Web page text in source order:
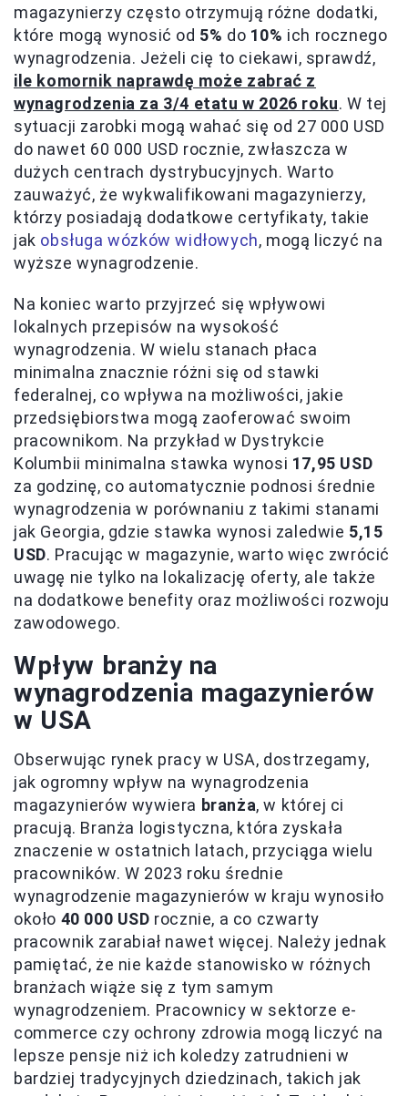
magazynierzy często otrzymują różne dodatki,
które mogą wynosić od 5% do 10% ich rocznego
wynagrodzenia. Jeżeli cię to ciekawi, sprawdź,
ile komornik naprawdę może zabrać z
wynagrodzenia za 3/4 etatu w 2026 roku. W tej
sytuacji zarobki mogą wahać się od 27 000 USD
do nawet 60 000 USD rocznie, zwłaszcza w
dużych centrach dystrybucyjnych. Warto
zauważyć, że wykwalifikowani magazynierzy,
którzy posiadają dodatkowe certyfikaty, takie
jak obsługa wózków widłowych, mogą liczyć na
wyższe wynagrodzenie.
Na koniec warto przyjrzeć się wpływowi
lokalnych przepisów na wysokość
wynagrodzenia. W wielu stanach płaca
minimalna znacznie różni się od stawki
federalnej, co wpływa na możliwości, jakie
przedsiębiorstwa mogą zaoferować swoim
pracownikom. Na przykład w Dystrykcie
Kolumbii minimalna stawka wynosi 17,95 USD
za godzinę, co automatycznie podnosi średnie
wynagrodzenia w porównaniu z takimi stanami
jak Georgia, gdzie stawka wynosi zaledwie 5,15
USD. Pracując w magazynie, warto więc zwrócić
uwagę nie tylko na lokalizację oferty, ale także
na dodatkowe benefity oraz możliwości rozwoju
zawodowego.
Wpływ branży na
wynagrodzenia magazynierów
w USA
Obserwując rynek pracy w USA, dostrzegamy,
jak ogromny wpływ na wynagrodzenia
magazynierów wywiera branża, w której ci
pracują. Branża logistyczna, która zyskała
znaczenie w ostatnich latach, przyciąga wielu
pracowników. W 2023 roku średnie
wynagrodzenie magazynierów w kraju wynosiło
około 40 000 USD rocznie, a co czwarty
pracownik zarabiał nawet więcej. Należy jednak
pamiętać, że nie każde stanowisko w różnych
branżach wiąże się z tym samym
wynagrodzeniem. Pracownicy w sektorze e-
commerce czy ochrony zdrowia mogą liczyć na
lepsze pensje niż ich koledzy zatrudnieni w
bardziej tradycyjnych dziedzinach, takich jak